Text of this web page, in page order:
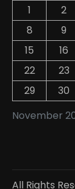
November
1
2
8
9
15
16
22
23
29
30
All Rights